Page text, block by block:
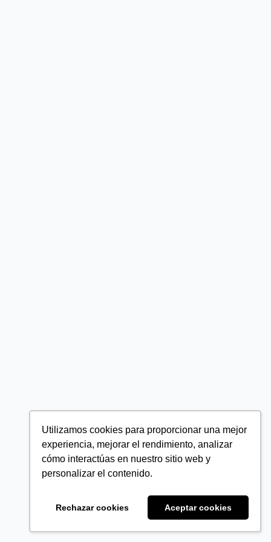
Utilizamos cookies para proporcionar una mejor
experiencia, mejorar el rendimiento, analizar
cómo interactúas en nuestro sitio web y
personalizar el contenido.
Rechazar cookies Aceptar cookies